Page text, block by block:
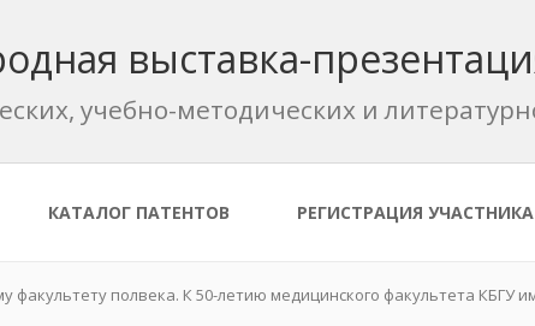
выставка-
учебно-методических и
КАТАЛОГ ПАТЕНТОВ РЕГИСТРАЦИЯ УЧАСТНИКА
факультету полвека. К 50-летию медицинского факультета КБГУ